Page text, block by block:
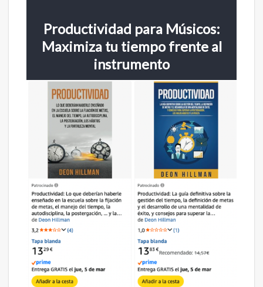
Productividad para Músicos:
Maximiza tu tiempo frente al
instrumento